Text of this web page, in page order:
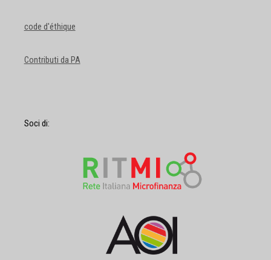
code d'éthique
Contributi da PA
Soci di: